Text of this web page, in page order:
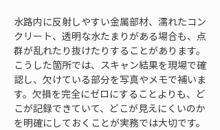
水路内に反射しやすい金属部材、濡れたコン
クリート、透明な水たまりがある場合も、点
群が乱れたり抜けたりすることがあります。
こうした箇所では、スキャン結果を現場で確
認し、欠けている部分を写真やメモで補いま
す。欠損を完全にゼロにすることよりも、ど
こが記録できていて、どこが見えにくいのか
を明確にしておくことが実務では大切です。